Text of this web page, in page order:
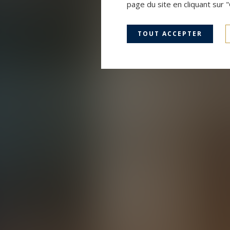
page du site en cliquant sur
TOUT ACCEPTER